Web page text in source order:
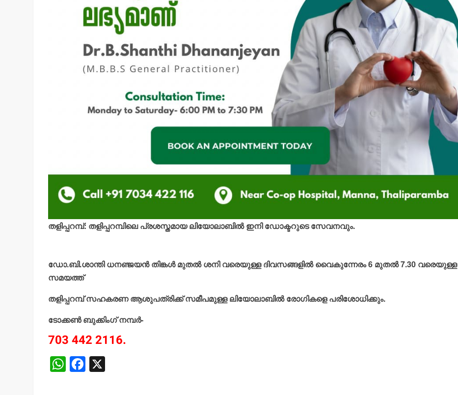
തളിപ്പറമ്പ്: തളിപ്പറമ്പിലെ പ്രശസ്തമായ ലിയോലാബില്‍ ഇനി ഡോക്ടറുടെ സേവനവും.
ഡോ.ബി.ശാന്തി ധനഞ്ജയന്‍ തിങ്കള്‍ മുതല്‍ ശനി വരെയുള്ള ദിവസങ്ങളില്‍ വൈകുന്നേരം 6 മുതല്‍ 7.30 വരെയുള്ള
സമയത്ത്
തളിപ്പറമ്പ് സഹകരണ ആശുപത്രിക്ക് സമീപമുള്ള ലിയോലാബില്‍ രോഗികളെ പരിശോധിക്കും.
ടോക്കണ്‍ ബുക്കിംഗ് നമ്പര്‍-
703 442 2116.
W
h
F
a